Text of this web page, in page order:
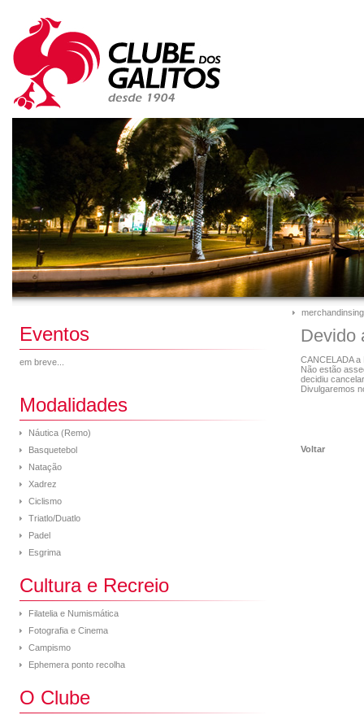
Eventos
em breve...
Modalidades
Náutica (Remo)
Basquetebol
Natação
Xadrez
Ciclismo
Triatlo/Duatlo
Padel
Esgrima
Cultura e Recreio
Filatelia e Numismática
Fotografia e Cinema
Campismo
Ephemera ponto recolha
O Clube
merchandinsing
Devido
CANCELADA
Não estão
decidiu
Divulgaremos
Voltar